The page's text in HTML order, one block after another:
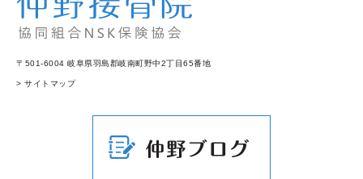
〒501-6004 岐阜県羽島郡岐南町野中2丁目65番地
> サイトマップ